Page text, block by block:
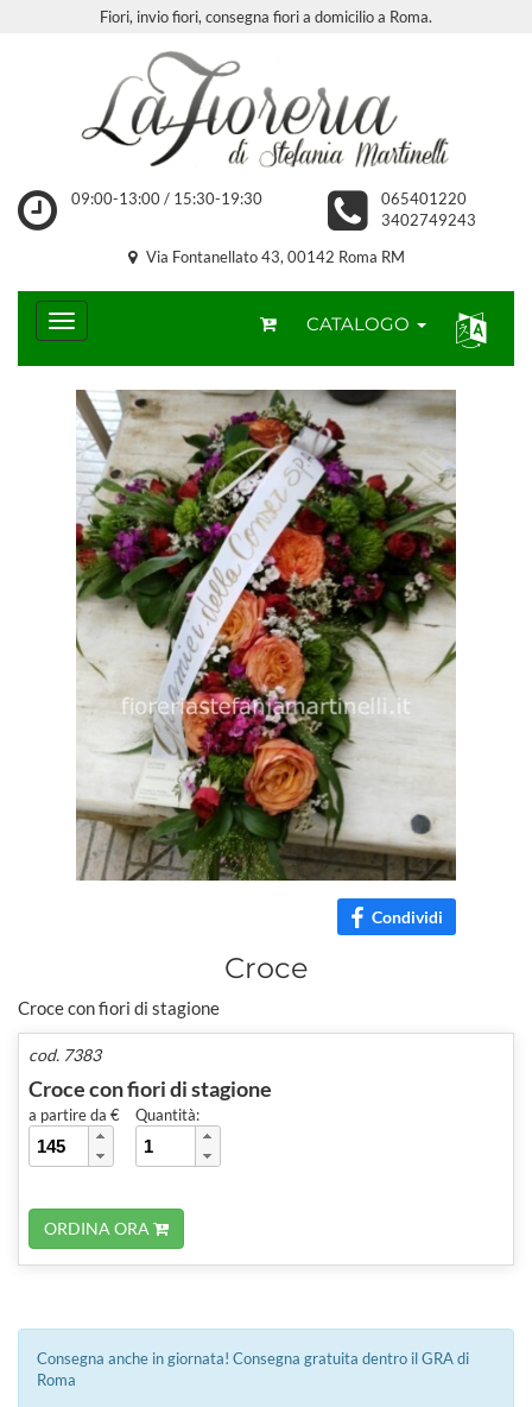
Fiori, invio fiori, consegna fiori a domicilio a Roma.
09:00-13:00 / 15:30-19:30
065401220
3402749243
Via Fontanellato 43, 00142 Roma RM
CATALOGO
Condividi
Croce
Croce con fiori di stagione
cod. 7383
Croce con fiori di stagione
a partire da € Quantità:
ORDINA ORA
Consegna anche in giornata! Consegna gratuita dentro il GRA di
Roma